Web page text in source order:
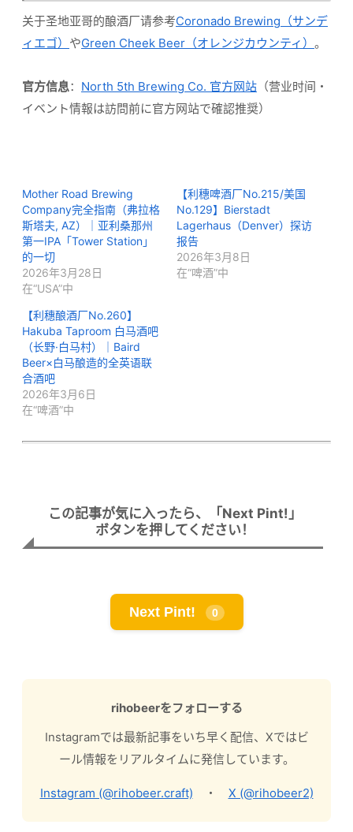
关于圣地亚哥的酿酒厂请参考Coronado Brewing（サンデ
ィエゴ） やGreen Cheek Beer（オレンジカウンティ） 。
官方信息： North 5th Brewing Co. 官方网站 （营业时间・
イベント情報は訪問前に官方网站で確認推奨）
Mother Road Brewing
Company完全指南（弗拉格
斯塔夫, AZ）｜亚利桑那州
第一IPA「Tower Station」
的一切
2026年3月28日
在“USA”中
【利穗啤酒厂No.215/美国
No.129】Bierstadt
Lagerhaus（Denver）探访
报告
2026年3月8日
在“啤酒”中
【利穗酿酒厂No.260】
Hakuba Taproom 白马酒吧
（长野·白马村）｜Baird
Beer×白马酿造的全英语联
合酒吧
2026年3月6日
在“啤酒”中
この記事が気に入ったら、「Next Pint!」
ボタンを押してください！
Next Pint! 0
rihobeerをフォローする
Instagramでは最新記事をいち早く配信、Xではビ
ール情報をリアルタイムに発信しています。
Instagram (@rihobeer.craft) ・ X (@rihobeer2)